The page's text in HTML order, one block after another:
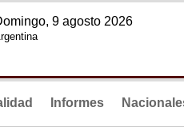
9 agosto 2026
Informes